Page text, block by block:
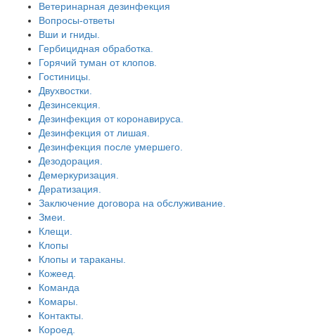
Ветеринарная дезинфекция
Вопросы-ответы
Вши и гниды.
Гербицидная обработка.
Горячий туман от клопов.
Гостиницы.
Двухвостки.
Дезинсекция.
Дезинфекция от коронавируса.
Дезинфекция от лишая.
Дезинфекция после умершего.
Дезодорация.
Демеркуризация.
Дератизация.
Заключение договора на обслуживание.
Змеи.
Клещи.
Клопы
Клопы и тараканы.
Кожеед.
Команда
Комары.
Контакты.
Короед.